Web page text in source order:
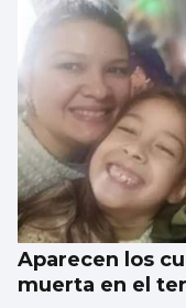
El alquiler baja
cuatro años,
Aparecen los
muerta en el